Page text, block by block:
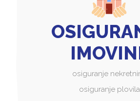
osiguranje
osiguranje plovila